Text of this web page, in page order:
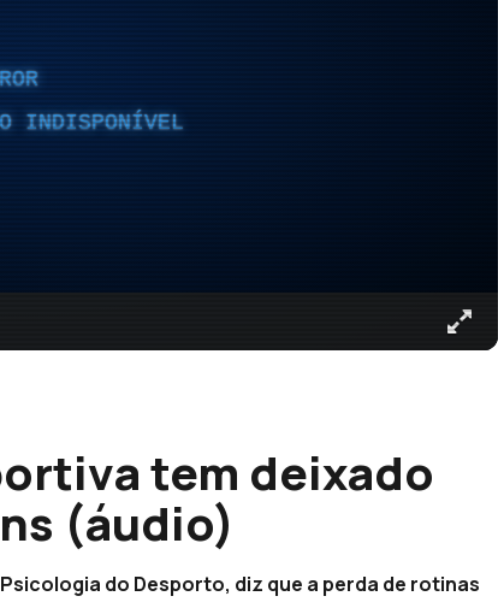
INDISPONÍVEL
tem deixado
(áudio)
do Desporto, diz que a perda de rotinas